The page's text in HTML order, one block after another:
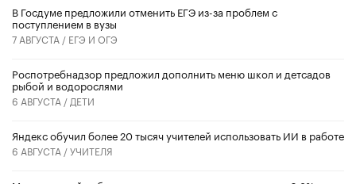
В Госдуме предложили отменить ЕГЭ из-за проблем с
поступлением в вузы
7 АВГУСТА / ЕГЭ И ОГЭ
Роспотребнадзор предложил дополнить меню школ и детсадов
рыбой и водорослями
6 АВГУСТА / ДЕТИ
​Яндекс обучил более 20 тысяч учителей использовать ИИ в работе
6 АВГУСТА /УЧИТЕЛЯ